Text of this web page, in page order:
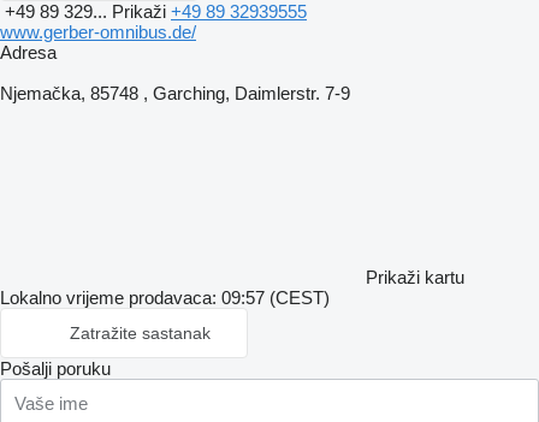
+49 89 329... Prikaži +49 89 32939555
www.gerber-omnibus.de/
Adresa
Njemačka, 85748 , Garching, Daimlerstr. 7-9
Prikaži kartu
Lokalno vrijeme prodavaca: 09:57 (CEST)
Zatražite sastanak
Pošalji poruku